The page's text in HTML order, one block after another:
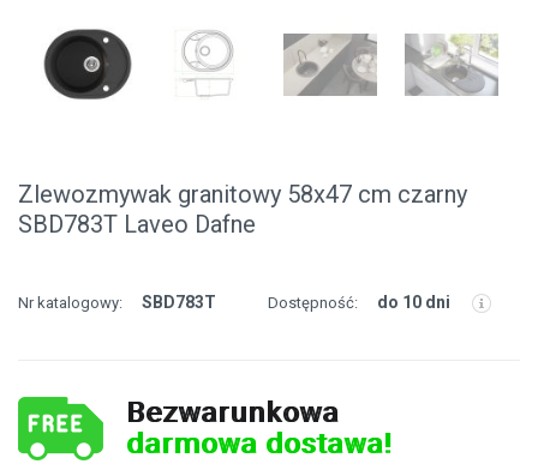
Zlewozmywak granitowy 58x47 cm czarny
SBD783T Laveo Dafne
Nr katalogowy: SBD783T Dostępność: do 10 dni
Bezwarunkowa
darmowa dostawa!